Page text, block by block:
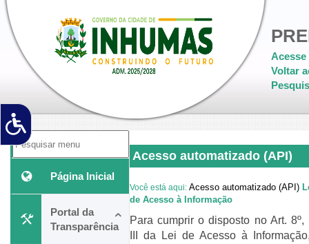
Acesse
Voltar
Página Inicial
Portal da
Transparência
Acesso automatizado (API)
Você está aqui: Acesso automatizado (API)
de Acesso à Informação
Para cumprir o disposto no Art. 8º,
III da Lei de Acesso à